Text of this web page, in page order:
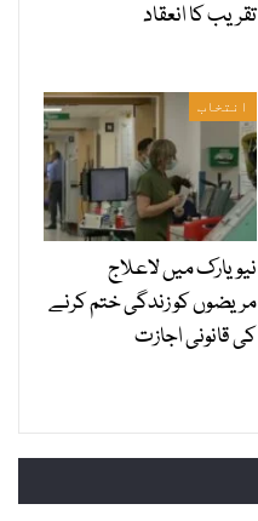
تقریب کا انعقاد
انتخاب
نیویارک میں لاعلاج
مریضوں کو زندگی ختم کرنے
کی قانونی اجازت